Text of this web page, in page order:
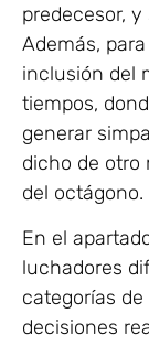
predecesor,
Además,
inclusión del
tiempos,
generar
dicho de otro
del octágono.
En el
luchadores
categorías
decisiones